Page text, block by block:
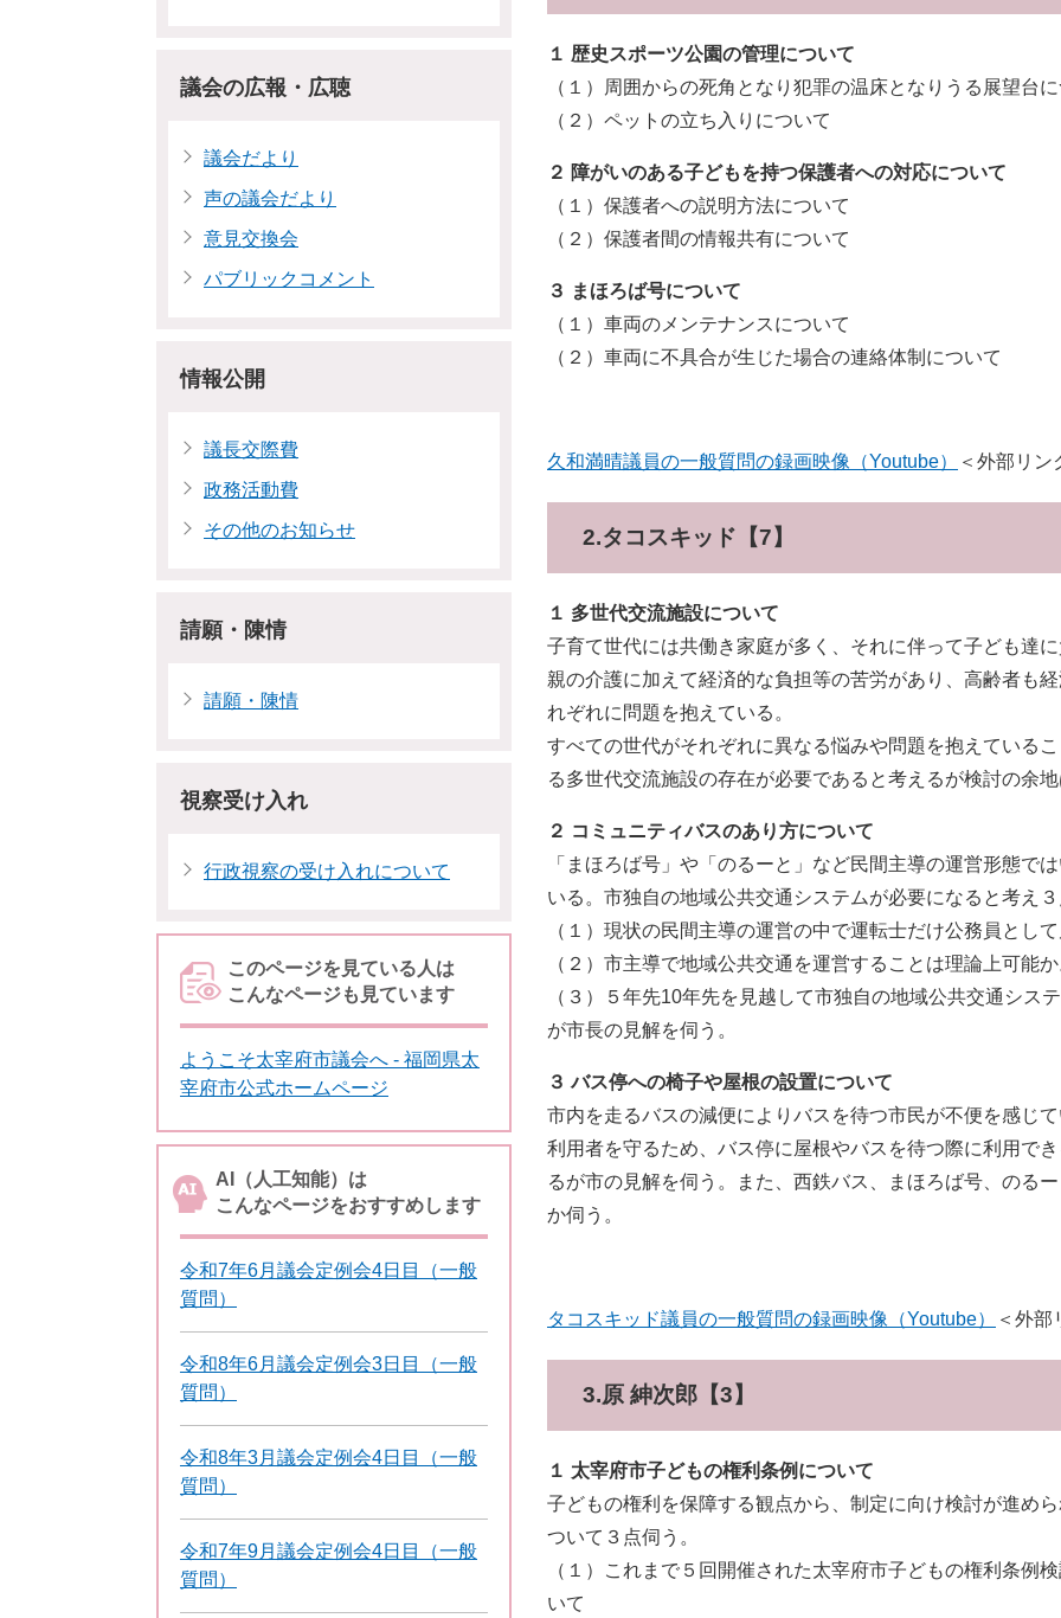
１ 歴史スポーツ公園の管理について
（１）周囲からの死角となり犯罪の温床となりうる展望台
（２）ペットの立ち入りについて
２ 障がいのある子どもを持つ保護者への対応について
（１）保護者への説明方法について
（２）保護者間の情報共有について
３ まほろば号について
（１）車両のメンテナンスについて
（２）車両に不具合が生じた場合の連絡体制について
久和満晴議員の一般質問の録画映像（Youtube） ＜外部リン
2.タコスキッド【7】
１ 多世代交流施設について
子育て世代には共働き家庭が多く、それに伴って子ども達
親の介護に加えて経済的な負担等の苦労があり、高齢者も
れぞれに問題を抱えている。
すべての世代がそれぞれに異なる悩みや問題を抱えている
る多世代交流施設の存在が必要であると考えるが検討の余
２ コミュニティバスのあり方について
「まほろば号」や「のるーと」など民間主導の運営形態で
いる。市独自の地域公共交通システムが必要になると考え
（１）現状の民間主導の運営の中で運転士だけ公務員とし
（２）市主導で地域公共交通を運営することは理論上可能
（３）５年先10年先を見越して市独自の地域公共交通シス
が市長の見解を伺う。
３ バス停への椅子や屋根の設置について
市内を走るバスの減便によりバスを待つ市民が不便を感じ
利用者を守るため、バス停に屋根やバスを待つ際に利用で
るが市の見解を伺う。また、西鉄バス、まほろば号、のる
か伺う。​
タコスキッド議員の一般質問の録画映像（Youtube）​​​​​​​​​​ ＜外部
3.原 紳次郎【3】
１ 太宰府市子どもの権利条例について
子どもの権利を保障する観点から、制定に向け検討が進め
ついて３点伺う。
（１）これまで５回開催された太宰府市子どもの権利条例
いて
議会の広報・広聴
議会だより
声の議会だより
意見交換会
パブリックコメント
情報公開
議長交際費
政務活動費
その他のお知らせ
請願・陳情
請願・陳情
視察受け入れ
行政視察の受け入れについて
このページを見ている人は
こんなページも見ています
ようこそ太宰府市議会へ - 福岡県太
宰府市公式ホームページ
AI（人工知能）は
こんなページをおすすめします
令和7年6月議会定例会4日目（一般
質問）
令和8年6月議会定例会3日目（一般
質問）
令和8年3月議会定例会4日目（一般
質問）
令和7年9月議会定例会4日目（一般
質問）